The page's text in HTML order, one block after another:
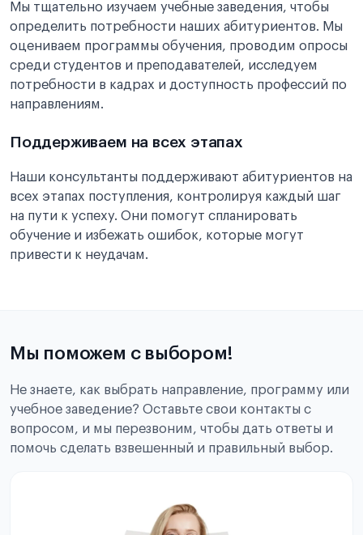
Мы тщательно изучаем учебные заведения, чтобы
определить потребности наших абитуриентов. Мы
оцениваем программы обучения, проводим опросы
среди студентов и преподавателей, исследуем
потребности в кадрах и доступность профессий по
направлениям.
Поддерживаем на всех этапах
Наши консультанты поддерживают абитуриентов на
всех этапах поступления, контролируя каждый шаг
на пути к успеху. Они помогут спланировать
обучение и избежать ошибок, которые могут
привести к неудачам.
Мы поможем с выбором!
Не знаете, как выбрать направление, программу или
учебное заведение? Оставьте свои контакты с
вопросом, и мы перезвоним, чтобы дать ответы и
помочь сделать взвешенный и правильный выбор.